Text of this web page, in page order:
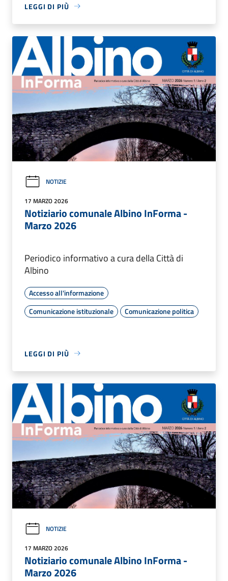
LEGGI DI PIÙ
NOTIZIE
17 MARZO 2026
Notiziario comunale Albino InForma -
Marzo 2026
Periodico informativo a cura della Città di
Albino
Accesso all'informazione
Comunicazione istituzionale
Comunicazione politica
LEGGI DI PIÙ
NOTIZIE
17 MARZO 2026
Notiziario comunale Albino InForma -
Marzo 2026